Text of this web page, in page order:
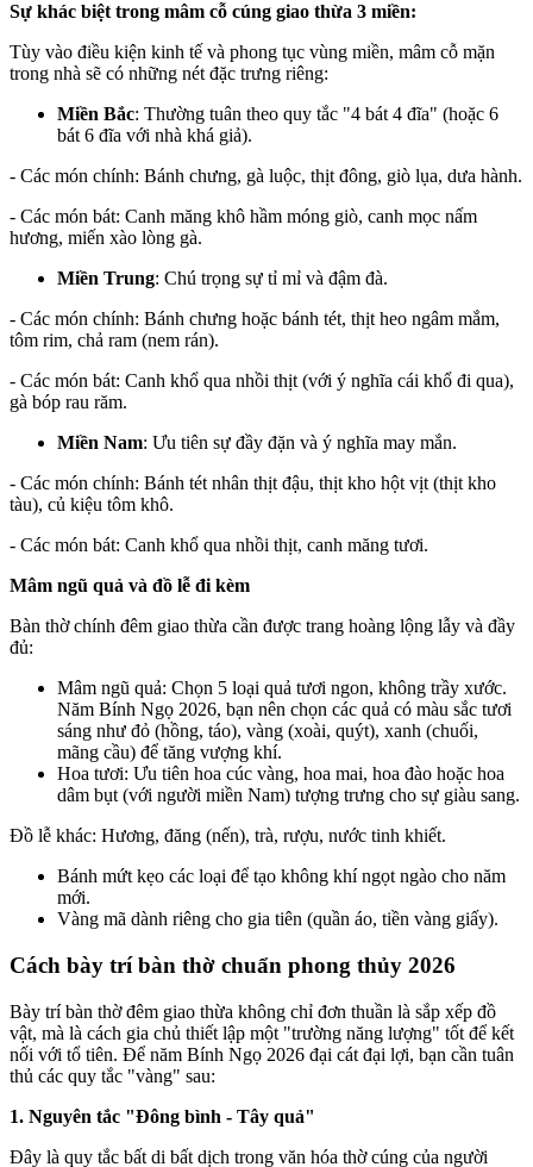
Sự khác biệt trong mâm cỗ cúng giao thừa 3 miền:
Tùy vào điều kiện kinh tế và phong tục vùng miền, mâm cỗ mặn
trong nhà sẽ có những nét đặc trưng riêng:
Miền Bắc: Thường tuân theo quy tắc "4 bát 4 đĩa" (hoặc 6
bát 6 đĩa với nhà khá giả).
- Các món chính: Bánh chưng, gà luộc, thịt đông, giò lụa, dưa hành.
- Các món bát: Canh măng khô hầm móng giò, canh mọc nấm
hương, miến xào lòng gà.
Miền Trung: Chú trọng sự tỉ mỉ và đậm đà.
- Các món chính: Bánh chưng hoặc bánh tét, thịt heo ngâm mắm,
tôm rim, chả ram (nem rán).
- Các món bát: Canh khổ qua nhồi thịt (với ý nghĩa cái khổ đi qua),
gà bóp rau răm.
Miền Nam: Ưu tiên sự đầy đặn và ý nghĩa may mắn.
- Các món chính: Bánh tét nhân thịt đậu, thịt kho hột vịt (thịt kho
tàu), củ kiệu tôm khô.
- Các món bát: Canh khổ qua nhồi thịt, canh măng tươi.
Mâm ngũ quả và đồ lễ đi kèm
Bàn thờ chính đêm giao thừa cần được trang hoàng lộng lẫy và đầy
đủ:
Mâm ngũ quả: Chọn 5 loại quả tươi ngon, không trầy xước.
Năm Bính Ngọ 2026, bạn nên chọn các quả có màu sắc tươi
sáng như đỏ (hồng, táo), vàng (xoài, quýt), xanh (chuối,
mãng cầu) để tăng vượng khí.
Hoa tươi: Ưu tiên hoa cúc vàng, hoa mai, hoa đào hoặc hoa
dâm bụt (với người miền Nam) tượng trưng cho sự giàu sang.
Đồ lễ khác: Hương, đăng (nến), trà, rượu, nước tinh khiết.
Bánh mứt kẹo các loại để tạo không khí ngọt ngào cho năm
mới.
Vàng mã dành riêng cho gia tiên (quần áo, tiền vàng giấy).
Cách bày trí bàn thờ chuẩn phong thủy 2026
Bày trí bàn thờ đêm giao thừa không chỉ đơn thuần là sắp xếp đồ
vật, mà là cách gia chủ thiết lập một "trường năng lượng" tốt để kết
nối với tổ tiên. Để năm Bính Ngọ 2026 đại cát đại lợi, bạn cần tuân
thủ các quy tắc "vàng" sau:
1. Nguyên tắc "Đông bình - Tây quả"
Đây là quy tắc bất di bất dịch trong văn hóa thờ cúng của người